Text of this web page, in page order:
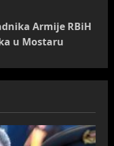
Armije RBiH
u Mostaru